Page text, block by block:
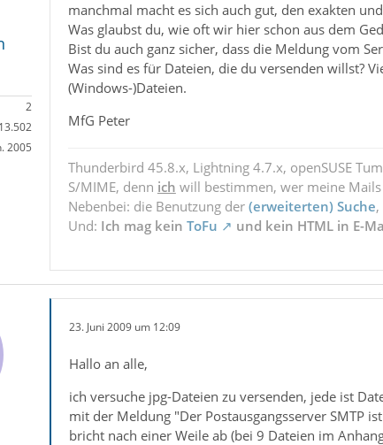
2
13.502
2005
manchmal macht es sich auch gut, den exakten
Was glaubst du, wie oft wir hier schon aus dem
Bist du auch ganz sicher, dass die Meldung vom
Was sind es für Dateien, die du versenden willst?
(Windows-)Dateien.
MfG Peter
Thunderbird 45.8.x, Lightning 4.7.x, openSUSE
S/MIME, denn ich will bestimmen, wer meine Mails
Nebenbei: die Benutzung der (erweiterten) Suche
Und: Ich mag kein ToFu und kein HTML in E-
23. Juni 2009 um 12:09
Hallo an alle,
ich versuche jpg-Dateien zu versenden, jede ist
mit der Meldung "Der Postausgangsserver SMTP
bricht nach einer Weile ab (bei 9 Dateien im